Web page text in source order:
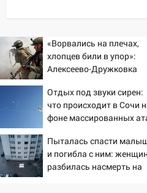
велосипеда
07:18
В Ульяновск идет
тридцатиградусная
погода в четверг
06:00
Четыре года
юристы помогли
за плесень на стенах
05:00
Кому 6 августа
прибыль, а кому —
«Ворвались на плечах,
хлопцев били в упор»:
Алексеево-Дружковка
«птах Мадьяра»
Отдых под звуки сирен:
что происходит в Сочи
фоне массированных
Пыталась спасти
и погибла с ним:
разбилась насмерть на